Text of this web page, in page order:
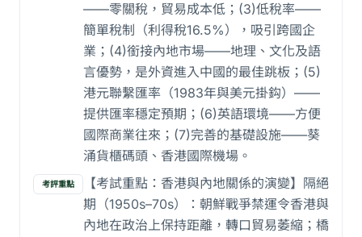
——零關稅，貿易成本低；(3)低稅率——
簡單稅制（利得稅16.5%），吸引跨國企
業；(4)銜接內地市場——地理、文化及語
言優勢，是外資進入中國的最佳跳板；(5)
港元聯繫匯率（1983年與美元掛鈎）——
提供匯率穩定預期；(6)英語環境——方便
國際商業往來；(7)完善的基礎設施——葵
涌貨櫃碼頭、香港國際機場。
考評重點
【考試重點：香港與內地關係的演變】隔絕
期（1950s–70s）：朝鮮戰爭禁運令香港與
內地在政治上保持距離，轉口貿易萎縮；橋